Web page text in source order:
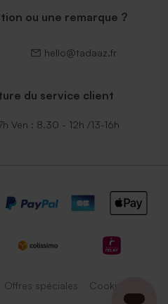
ou une remarque ?
hello@tadaaz.fr
du service client
Ven : 8.30 - 12h /13-16h
Offres spéciales Cookies